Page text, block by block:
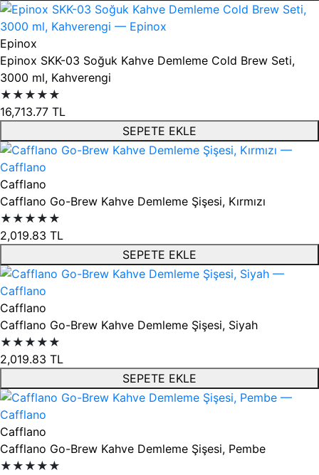
Epinox
Epinox SKK-03 Soğuk Kahve Demleme Cold Brew Seti,
3000 ml, Kahverengi
★★★★★
16,713.77 TL
SEPETE EKLE
Cafflano
Cafflano Go-Brew Kahve Demleme Şişesi, Kırmızı
★★★★★
2,019.83 TL
SEPETE EKLE
Cafflano
Cafflano Go-Brew Kahve Demleme Şişesi, Siyah
★★★★★
2,019.83 TL
SEPETE EKLE
Cafflano
Cafflano Go-Brew Kahve Demleme Şişesi, Pembe
★★★★★